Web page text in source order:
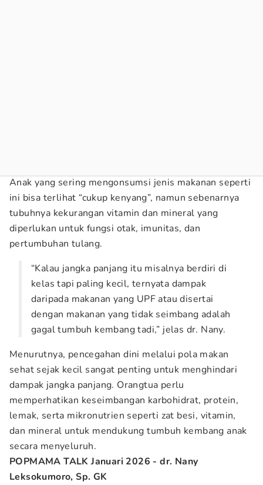
Anak yang sering mengonsumsi jenis makanan seperti
ini bisa terlihat “cukup kenyang”, namun sebenarnya
tubuhnya kekurangan vitamin dan mineral yang
diperlukan untuk fungsi otak, imunitas, dan
pertumbuhan tulang.
“Kalau jangka panjang itu misalnya berdiri di
kelas tapi paling kecil, ternyata dampak
daripada makanan yang UPF atau disertai
dengan makanan yang tidak seimbang adalah
gagal tumbuh kembang tadi,” jelas dr. Nany.
Menurutnya, pencegahan dini melalui pola makan
sehat sejak kecil sangat penting untuk menghindari
dampak jangka panjang. Orangtua perlu
memperhatikan keseimbangan karbohidrat, protein,
lemak, serta mikronutrien seperti zat besi, vitamin,
dan mineral untuk mendukung tumbuh kembang anak
secara menyeluruh.
POPMAMA TALK Januari 2026 - dr. Nany
Leksokumoro, Sp. GK